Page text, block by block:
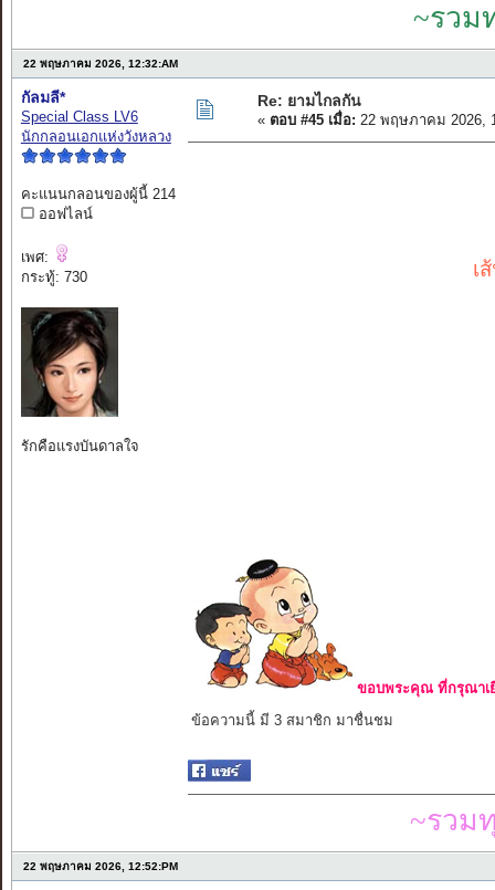
~รวม
22 พฤษภาคม 2026, 12:32:AM
กัลมลี*
Special Class LV6
นักกลอนเอกแห่งวังหลวง
คะแนนกลอนของผู้นี้ 214
ออฟไลน์
เพศ:
กระทู้: 730
รักคือแรงบันดาลใจ
Re: ยามไกลกัน
« ตอบ #45 เมื่อ: 22 พฤษภาคม 2026,
เ
ขอบพระคุณ ที่กรุณาเ
ข้อความนี้ มี 3 สมาชิก มาชื่นชม
~รวม
22 พฤษภาคม 2026, 12:52:PM